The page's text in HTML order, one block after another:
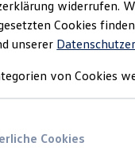
Produkte
Angebote
Marktplatz
und
widerrufen.
Cookies
unserer
von Cookies
Cookies